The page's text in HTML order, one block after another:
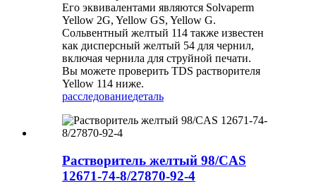
Его эквивалентами являются Solvaperm
Yellow 2G, Yellow GS, Yellow G.
Сольвентный желтый 114 также известен
как дисперсный желтый 54 для чернил,
включая чернила для струйной печати.
Вы можете проверить TDS растворителя
Yellow 114 ниже.
расследованиедеталь
Растворитель желтый 98/CAS
12671-74-8/27870-92-4